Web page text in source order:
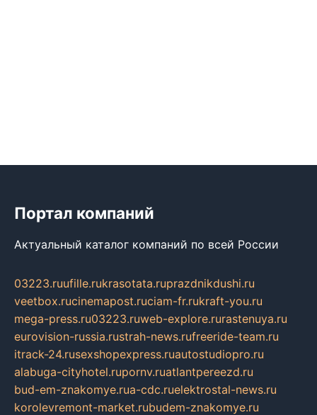
Портал компаний
Актуальный каталог компаний по всей России
03223.ruufille.rukrasotata.ruprazdnikdushi.ru
veetbox.rucinemapost.ruciam-fr.rukraft-you.ru
mega-press.ru03223.ruweb-explore.rurastenuya.ru
eurovision-russia.rustrah-news.rufreeride-team.ru
itrack-24.rusexshopexpress.ruautostudiopro.ru
alabuga-cityhotel.rupornv.ruatlantpereezd.ru
bud-em-znakomye.rua-cdc.ruelektrostal-news.ru
korolevremont-market.rubudem-znakomye.ru